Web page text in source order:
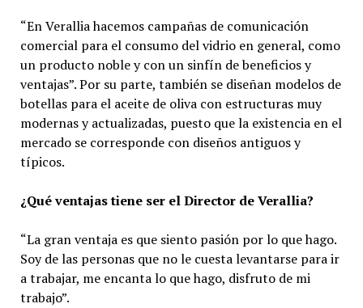
“En Verallia hacemos campañas de comunicación
comercial para el consumo del vidrio en general, como
un producto noble y con un sinfín de beneficios y
ventajas”. Por su parte, también se diseñan modelos de
botellas para el aceite de oliva con estructuras muy
modernas y actualizadas, puesto que la existencia en el
mercado se corresponde con diseños antiguos y
típicos.
¿Qué ventajas tiene ser el Director de Verallia?
“La gran ventaja es que siento pasión por lo que hago.
Soy de las personas que no le cuesta levantarse para ir
a trabajar, me encanta lo que hago, disfruto de mi
trabajo”.